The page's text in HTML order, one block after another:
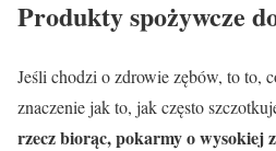
Produkty spożywcze
Jeśli chodzi o zdrowie zębów, to to,
znaczenie jak to, jak często
rzecz biorąc, pokarmy o wysokiej